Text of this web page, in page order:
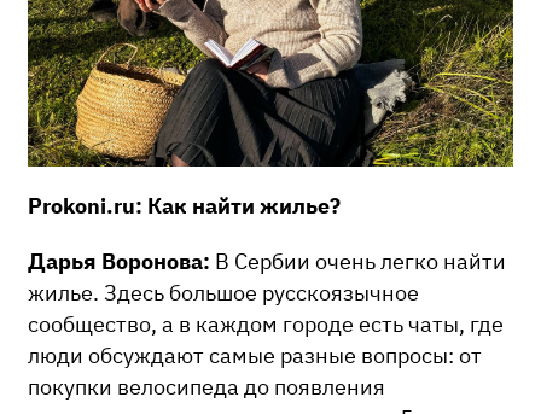
Prokoni.ru: Как найти жилье?
Дарья Воронова: В Сербии очень легко найти
жилье. Здесь большое русскоязычное
сообщество, а в каждом городе есть чаты, где
люди обсуждают самые разные вопросы: от
покупки велосипеда до появления